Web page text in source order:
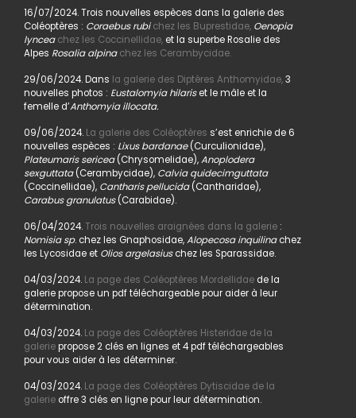
16/07/2024. Trois nouvelles espèces dans la galerie des
Coléoptères : Coraebus rubi chez les Buprestidae, Oenopia
lyncea chez les Coccinellidae,et la superbe Rosalie des
Alpes Rosalia alpina chez les Cerambycidae.
29/06/2024. Dans la galerie des Diptères Anthomyidae,3
nouvelles photos : Eustalomyia hilariset le mâle et la
femelle d’Anthomyia illocata.
09/06/2024.La galerie des Coléoptères s’est enrichie de 6
nouvelles espèces : Lixus bardanae(Curculionidae),
Plateumaris sericea(Chrysomelidae),Anoplodera
sexguttata(Cerambycidae), Calvia quidecimguttata
(Coccinellidae), Cantharis pellucida(Cantharidae),
Carabus granulatus(Carabidae).
06/04/2024.Trois nouvelles araignées dans la galerie:
Nomisia sp. chez les Gnaphosidae,Alopecosa inquilinachez
les Lycosidae et Olios argelasiuschez les Sparassidae.
04/03/2024. La page des Coléoptères Mordellidaede la
galerie propose un pdf téléchargeable pour aider à leur
détermination.
04/03/2024. La page des Coléoptères Histeridae de la
galeriepropose 2 clés en lignes et 4 pdf téléchargeables
pour vous aider à les déterminer.
04/03/2024. La page des Coléoptères Dytiscidae de la
galerieoffre 3 clés en ligne pour leur détermination.